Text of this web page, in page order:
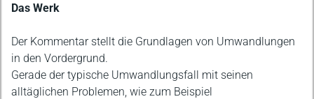
Das Werk
Der Kommentar stellt die Grundlagen von Umwandlungen
in den Vordergrund.
Gerade der typische Umwandlungsfall mit seinen
alltäglichen Problemen, wie zum Beispiel